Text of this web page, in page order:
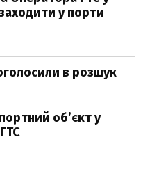
у порти
в розшук
об’єкт у